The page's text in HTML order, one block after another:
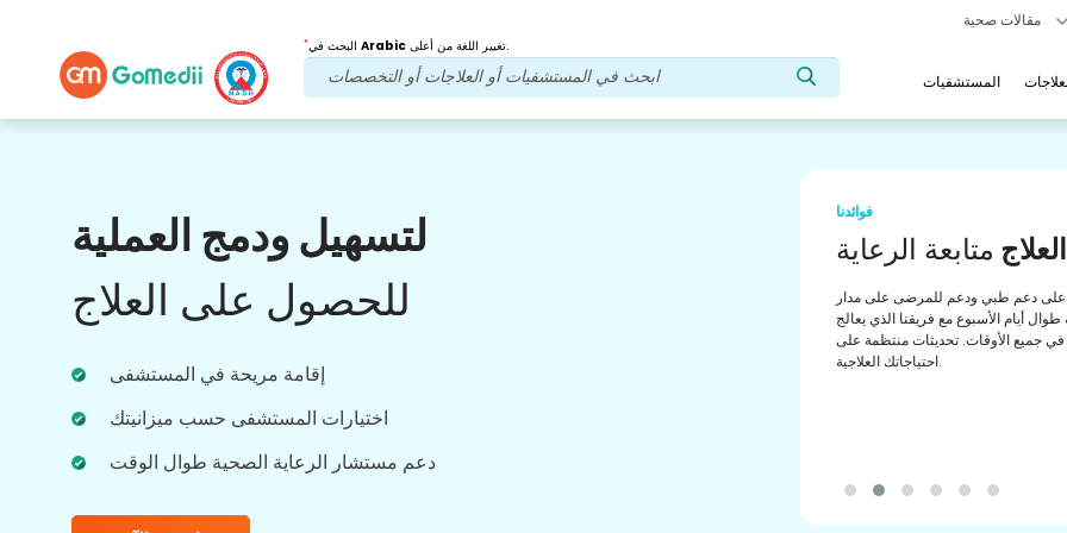
* Arabic تغيير اللغة من أعلى.
المستشفيات
لتسهيل ودمج العملية
للحصول على العلاج
إقامة مريحة في المستشفى
اختيارات المستشفى حسب ميزانيتك
دعم مستشار الرعاية الصحية طوال الوقت
بعد العلاجمتابعة الرعاية
احصل على دعم طبي ودعم للمرضى على مدار
الساعة طوال أيام الأسبوع مع فريقنا الذي يعالج
فوائدنا
طبيمساعدة
دعم منتظم من مستشارينا الطبيين